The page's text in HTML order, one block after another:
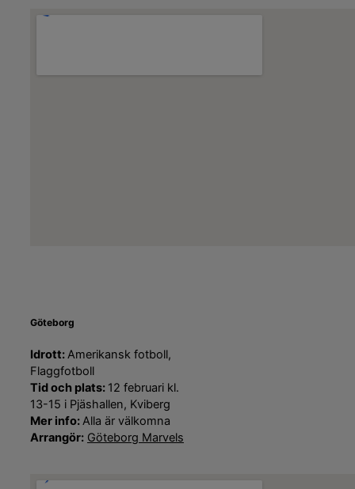
Göteborg
Idrott:Amerikansk fotboll,
Flaggfotboll
Tid och plats: 12 februari kl.
13-15 i Pjäshallen, Kviberg
Mer info:Alla är välkomna
Arrangör: Göteborg Marvels